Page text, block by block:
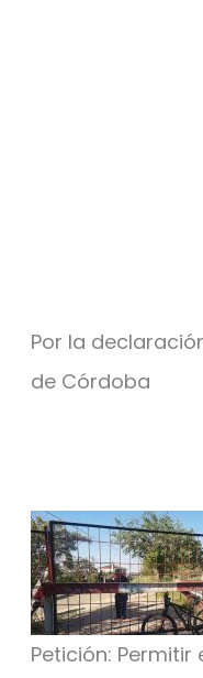
Por la
de Córdoba
Petición: